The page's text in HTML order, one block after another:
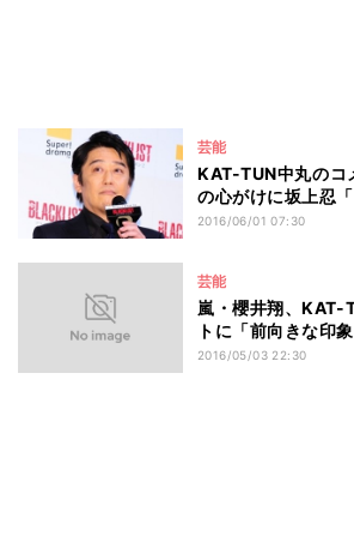
芸能
KAT-TUN中丸のコ
の心がけに坂上忍「
2016/06/01 07:30
芸能
嵐・櫻井翔、KAT-
トに「前向きな印象
2016/05/03 22:30